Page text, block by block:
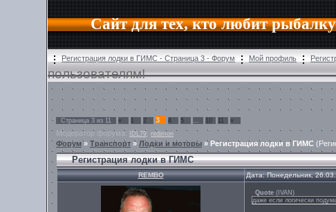
Сайт для тех, кто любит
Регистрация лодки в ГИМС - Страница 3 - Форум Мой профиль
пользователям!
Страница 3 из 11 « 1 2 3 4 5 … 10 11 »
Модератор форума: IDL79 ntdimon
Форум» Транспорт » Лодки и моторы »Регистрация лодки в ГИМС
Регистрация лодки в ГИМС
REMBO Дата: Понедельник,
Quote ( IVAN )
даже если логически